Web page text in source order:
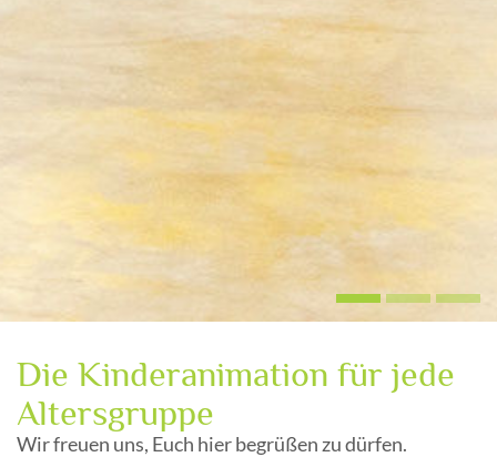
Die Kinderanimation für jede
Altersgruppe
Wir freuen uns, Euch hier begrüßen zu dürfen.